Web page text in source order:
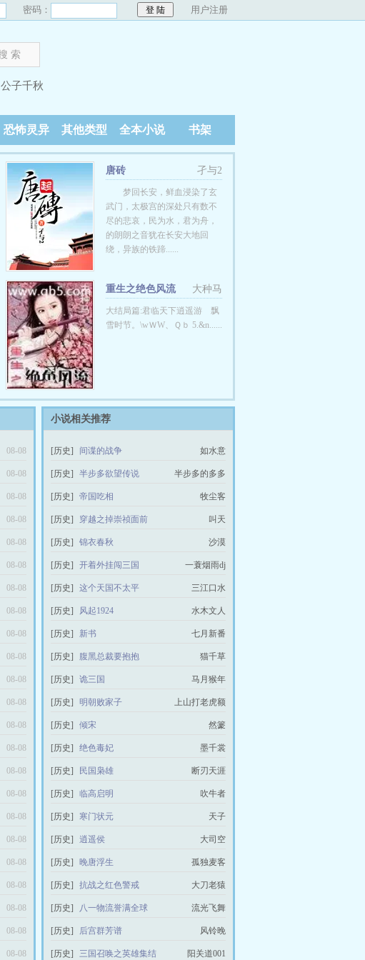
密码： 用户注册
公子千秋
恐怖灵异 其他类型 全本小说 书架
孑与2
唐砖
梦回长安，鲜血浸染了玄
武门，太极宫的深处只有数不
尽的悲哀，民为水，君为舟，
的朗朗之音犹在长安大地回
绕，异族的铁蹄......
大种马
重生之绝色风流
大结局篇:君临天下逍遥游 飘
雪时节。\wＷW、Ｑｂ 5.&n......
08-08
08-08
08-08
08-08
08-08
08-08
08-08
08-08
08-08
08-08
08-08
08-08
08-08
08-08
08-08
08-08
08-08
08-08
08-08
08-08
08-08
08-08
08-08
小说相关推荐
[历史] 间谍的战争 如水意
[历史] 半步多欲望传说 半步多的多多
[历史] 帝国吃相 牧尘客
[历史] 穿越之掉崇祯面前 叫天
[历史] 锦衣春秋 沙漠
[历史] 开着外挂闯三国 一蓑烟雨dj
[历史] 这个天国不太平 三江口水
[历史] 风起1924 水木文人
[历史] 新书 七月新番
[历史] 腹黑总裁要抱抱 猫千草
[历史] 诡三国 马月猴年
[历史] 明朝败家子 上山打老虎额
[历史] 倾宋 然籇
[历史] 绝色毒妃 墨千裳
[历史] 民国枭雄 断刃天涯
[历史] 临高启明 吹牛者
[历史] 寒门状元 天子
[历史] 逍遥侯 大司空
[历史] 晚唐浮生 孤独麦客
[历史] 抗战之红色警戒 大刀老猿
[历史] 八一物流誉满全球 流光飞舞
[历史] 后宫群芳谱 风铃晚
[历史] 三国召唤之英雄集结 阳关道001